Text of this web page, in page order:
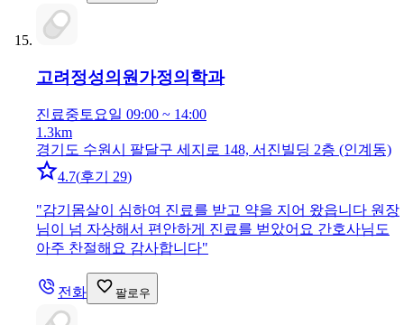
고려정성의원 가정의학과
진료중 토요일 09:00 ~ 14:00
1.3km
경기도 수원시 팔달구 세지로 148, 서진빌딩 2층 (인계동)
4.7(후기 29)
"감기몸살이 심하여 진료를 받고 약을 지어 왔읍니다 원장
님이 넘 자상해서 편안하게 진료를 벋았어요 간호사님도
아주 찬절해요 감사합니다"
전화 팔로우